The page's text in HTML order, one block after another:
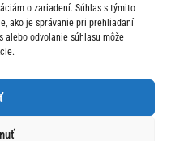
o zariadení. Súhlas s týmito
ako je správanie pri prehliadaní
alebo odvolanie súhlasu môže